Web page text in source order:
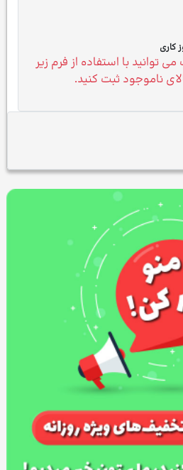
توانید با استفاده از فرم زیر
ناموجود ثبت کنید.